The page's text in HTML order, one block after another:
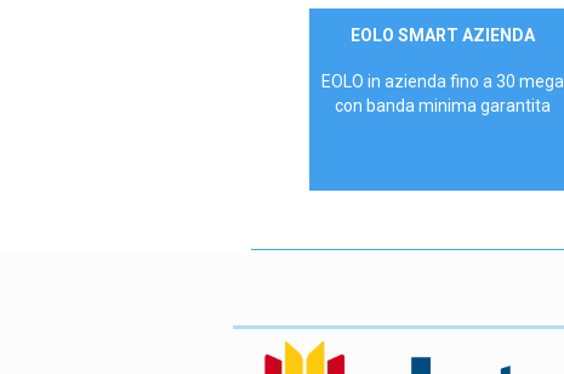
Contattaci
EOLO SMART AZIENDA
EOLO in azienda fino a 30 mega
con banda minima garantita